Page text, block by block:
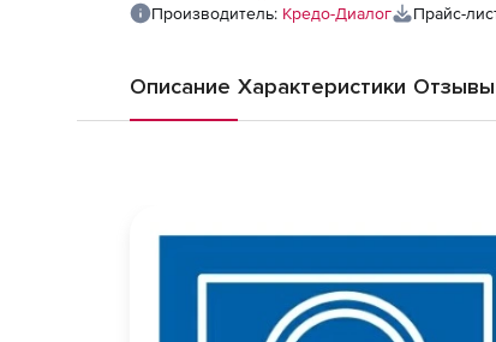
Производитель: Кредо-Диалог Прайс-
Описание Характеристики Отзывы